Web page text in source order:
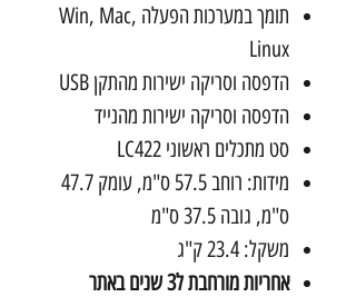
תומך במערכות הפעלה Win, Mac,
Linux
הדפסה וסריקה ישירות מהתקן USB
הדפסה וסריקה ישירות מהנייד
סט מתכלים ראשוני LC422
מידות: רוחב 57.5 ס"מ, עומק 47.7
ס"מ, גובה 37.5 ס"מ
משקל: 23.4 ק"ג
אחריות מורחבת ל3 שנים באתר